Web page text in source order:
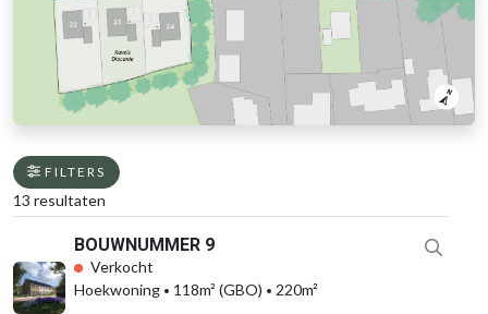
FILTERS
13 resultaten
BOUWNUMMER 9
Verkocht
Hoekwoning
118m² (GBO) 220m²